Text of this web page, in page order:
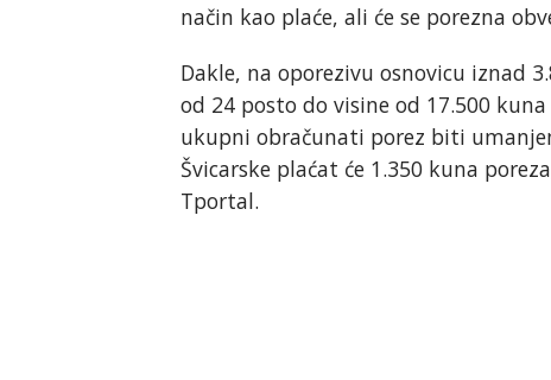
način kao plaće, ali će se porezna
Dakle, na oporezivu osnovicu iznad
od 24 posto do visine od 17.500
ukupni obračunati porez biti
Švicarske plaćat će 1.350 kuna
Tportal.